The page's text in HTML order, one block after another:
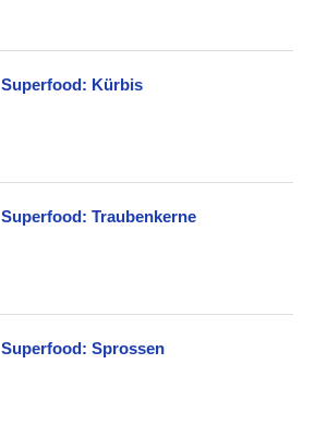
Superfood: Kürbis
Superfood: Traubenkerne
Superfood: Sprossen